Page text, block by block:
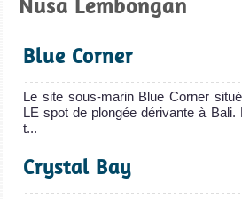
Nusa Lembongan
Blue Corner
Le site sous-marin Blue Corner
LE spot de plongée dérivante à Bali.
t...
Crystal Bay